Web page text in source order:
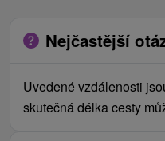
Nejčastější
Uvedené vzdálenosti
skutečná délka cesty